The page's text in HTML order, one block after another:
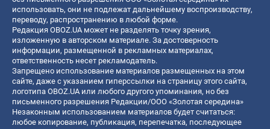
использовать, они не подлежат дальнейшему воспроизводству,
переводу, распространению в любой форме.
Редакция OBOZ.UA может не разделять точку зрения,
изложенную в авторском материале. За достоверность
информации, размещенной в рекламных материалах,
ответственность несет рекламодатель.
Запрещено использование материалов размещенных на этом
сайте, даже с указанием гиперссылки на страницу этого сайта,
логотипа OBOZ.UA или любого другого упоминания, но без
письменного разрешения Редакции/ООО «Золотая середина»
Незаконным использованием материалов будет считаться:
любое копирование, публикация, перепечатка, последующее